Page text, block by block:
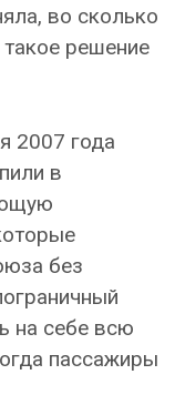
во сколько
решение
2007 года
в
без
на себе всю
пассажиры